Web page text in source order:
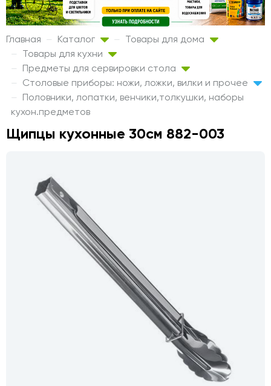
Главная Каталог
Товары для дома
Товары для кухни
Предметы для сервировки стола
Столовые приборы: ножи, ложки, вилки и прочее
Половники, лопатки, венчики,толкушки, наборы
кухон.предметов
Щипцы кухонные 30см 882-003